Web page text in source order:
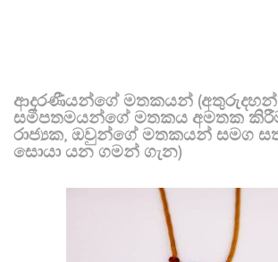
ආදරණීයන්ගේ මතකයන් (අතුරුදහන්
සමීපතමයන්ගේ මතකය අමතක
රාජ්‍යක, ඔවුන්ගේ මතකයන් සමග
සොයා යන ගමන් ගැන)